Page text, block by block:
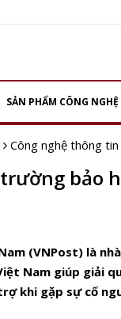
SẢN PHẨM CÔNG NGHỆ
Công nghệ thông tin
bảo
(VNPost) là
Nam giúp giải
khi gặp sự cố